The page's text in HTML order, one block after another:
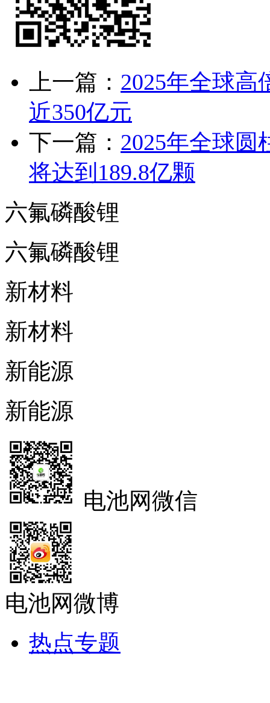
上一篇： 2025年全球高
近350亿元
下一篇： 2025年全球圆
将达到189.8亿颗
六氟磷酸锂
六氟磷酸锂
新材料
新材料
新能源
新能源
电池网微信
电池网微博
热点专题